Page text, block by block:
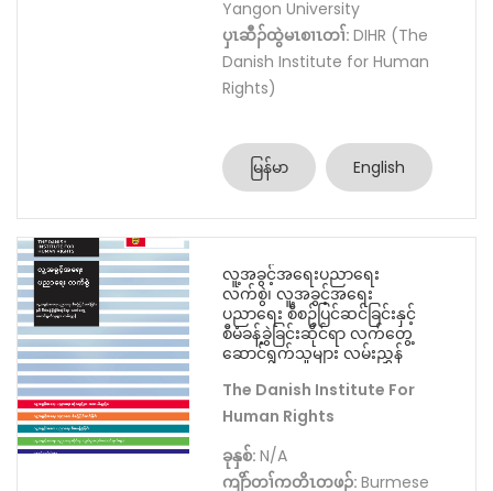
Yangon University
ပှၤဆီၣ်ထွဲမၤစၢၤတၢ်: DIHR (The
Danish Institute for Human
Rights)
မြန်မာ English
လူ့အခွင့်အ‌ရေးပညာရေး
လက်စွဲ၊ လူ့အခွင့်အရေး
ပညာရေး စီစဥ်ပြင်ဆင်ခြင်းနှင့်
စီမံခန့်ခွဲခြင်းဆိုင်ရာ လက်တွေ့
ဆောင်ရွက်သူများ လမ်းညွှန်
The Danish Institute For
Human Rights
ခုနှစ်: N/A
ကျိာ်တၢ်ကတိၤတဖၣ်: Burmese